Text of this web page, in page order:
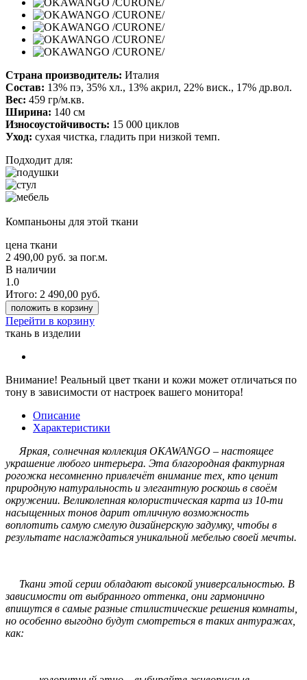
Страна производитель: Италия
Состав: 13% пэ, 35% хл., 13% акрил, 22% виск., 17% др.вол.
Вес: 459 гр/м.кв.
Ширина: 140 см
Износоустойчивость: 15 000 циклов
Уход: сухая чистка, гладить при низкой темп.
Подходит для:
Компаньоны для этой ткани
цена ткани
2 490,00 руб. за пог.м.
В наличии
1.0
Итого: 2 490,00 руб.
положить в корзину
Перейти в корзину
ткань в изделии
Внимание! Реальный цвет ткани и кожи может отличаться по
тону в зависимости от настроек вашего монитора!
Описание
Характеристики
Яркая, солнечная коллекция OKAWANGO – настоящее
украшение любого интерьера. Эта благородная фактурная
рогожка несомненно привлечёт внимание тех, кто ценит
природную натуральность и элегантную роскошь в своём
окружении. Великолепная колористическая карта из 10-ти
насыщенных тонов дарит отличную возможность
воплотить самую смелую дизайнерскую задумку, чтобы в
результате наслаждаться уникальной мебелью своей мечты.
Ткани этой серии обладают высокой универсальностью. В
зависимости от выбранного оттенка, они гармонично
впишутся в самые разные стилистические решения комнаты,
но особенно выгодно будут смотреться в таких антуражах,
как: